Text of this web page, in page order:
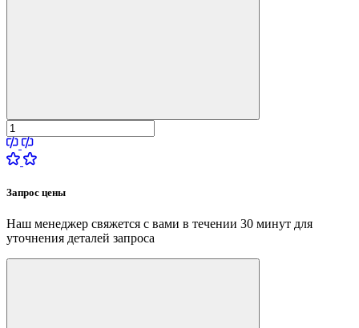
Запрос цены
Наш менеджер свяжется с вами в течении 30 минут для
уточнения деталей запроса